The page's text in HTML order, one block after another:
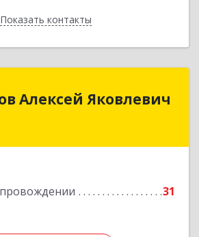
Показать контакты
Назад
Алексей Яковлевич
31
Алексей Яковлевич
область, г. Благовещенск, ул.